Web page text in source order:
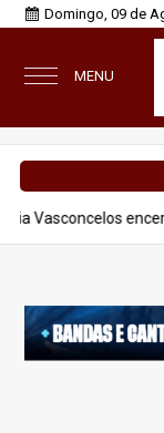
Domingo, 09 de
MENU
encerra ciclo